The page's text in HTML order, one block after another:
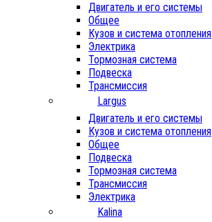
Двигатель и его системы
Общее
Кузов и система отопления
Электрика
Тормозная система
Подвеска
Трансмиссия
Largus
Двигатель и его системы
Кузов и система отопления
Общее
Подвеска
Тормозная система
Трансмиссия
Электрика
Kalina